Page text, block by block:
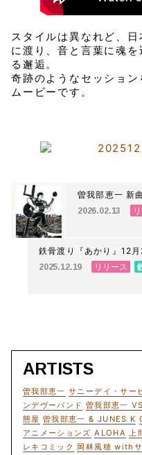
スタイルは異なれど、
に渡り、音と言葉に魂
る邂逅。
奇跡のようなセッショ
ムービーです。
曽我部恵一 新
リリース決定！
2026.02.13
鉄骨渡り『あかり』12
2025.12.19 リリース
ARTISTS
曽我部恵一 サニーデイ・サー
ンデヴーバンド 曽我部恵一
態屋 曽我部恵一 & JUNES K
アニメーションズ ALOHA 上
レキコミック 岡林風穂 withサ